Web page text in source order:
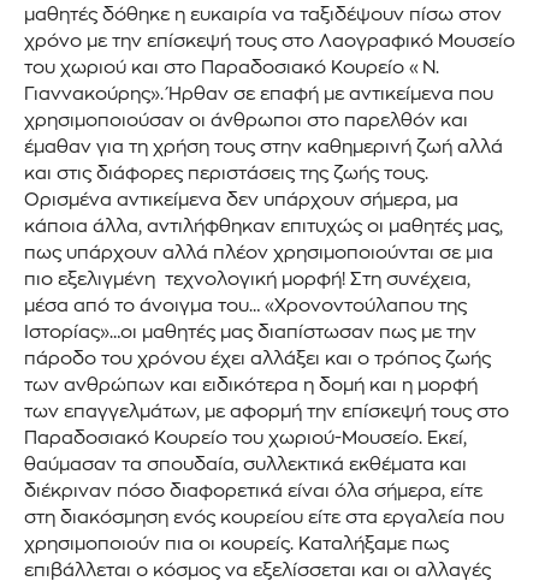
μαθητές δόθηκε η ευκαιρία να ταξιδέψουν πίσω στον
χρόνο με την επίσκεψή τους στο Λαογραφικό Μουσείο
του χωριού και στο Παραδοσιακό Κουρείο «Ν.
Γιαννακούρης». Ήρθαν σε επαφή με αντικείμενα που
χρησιμοποιούσαν οι άνθρωποι στο παρελθόν και
έμαθαν για τη χρήση τους στην καθημερινή ζωή αλλά
και στις διάφορες περιστάσεις της ζωής τους.
Ορισμένα αντικείμενα δεν υπάρχουν σήμερα, μα
κάποια άλλα, αντιλήφθηκαν επιτυχώς οι μαθητές μας,
πως υπάρχουν αλλά πλέον χρησιμοποιούνται σε μια
πιο εξελιγμένη τεχνολογική μορφή! Στη συνέχεια,
μέσα από το άνοιγμα του… «Χρονοντούλαπου της
Ιστορίας»…οι μαθητές μας διαπίστωσαν πως με την
πάροδο του χρόνου έχει αλλάξει και ο τρόπος ζωής
των ανθρώπων και ειδικότερα η δομή και η μορφή
των επαγγελμάτων, με αφορμή την επίσκεψή τους στο
Παραδοσιακό Κουρείο του χωριού-Μουσείο. Εκεί,
θαύμασαν τα σπουδαία, συλλεκτικά εκθέματα και
διέκριναν πόσο διαφορετικά είναι όλα σήμερα, είτε
στη διακόσμηση ενός κουρείου είτε στα εργαλεία που
χρησιμοποιούν πια οι κουρείς. Καταλήξαμε πως
επιβάλλεται ο κόσμος να εξελίσσεται και οι αλλαγές